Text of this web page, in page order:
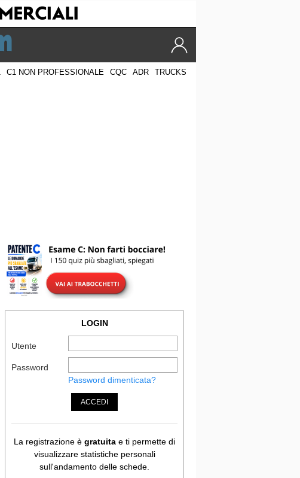
C1 NON PROFESSIONALE CQC ADR TRUCKS
LOGIN
Utente
Password
Password dimenticata?
ACCEDI
La registrazione è gratuita e ti permette di
visualizzare statistiche personali
sull'andamento delle schede.